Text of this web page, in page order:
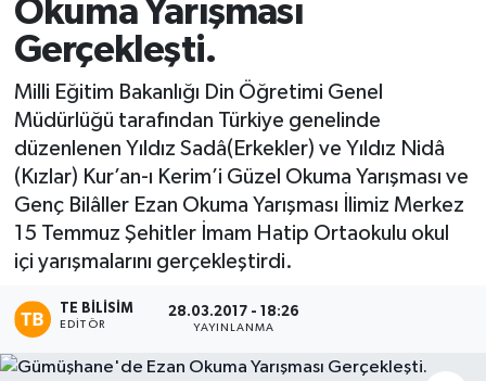
Okuma Yarışması
Gerçekleşti.
Milli Eğitim Bakanlığı Din Öğretimi Genel
Müdürlüğü tarafından Türkiye genelinde
düzenlenen Yıldız Sadâ(Erkekler) ve Yıldız Nidâ
(Kızlar) Kur’an-ı Kerim’i Güzel Okuma Yarışması ve
Genç Bilâller Ezan Okuma Yarışması İlimiz Merkez
15 Temmuz Şehitler İmam Hatip Ortaokulu okul
içi yarışmalarını gerçekleştirdi.
TE BILISIM
EDITÖR
28.03.2017 - 18:26
YAYINLANMA
Tüm Manşetler
Son Dakika Haberleri
Haber Arşivi